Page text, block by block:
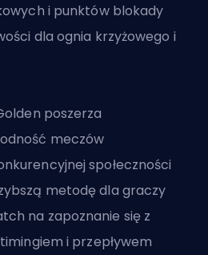
i punktów blokady
dla ognia krzyżowego i
poszerza
meczów
społeczności
metodę dla graczy
na zapoznanie się z
i przepływem